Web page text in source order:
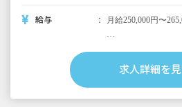
給与
月給250,000円〜
賞与年2回 約4カ月
行事手当 3,000円
求人詳細を